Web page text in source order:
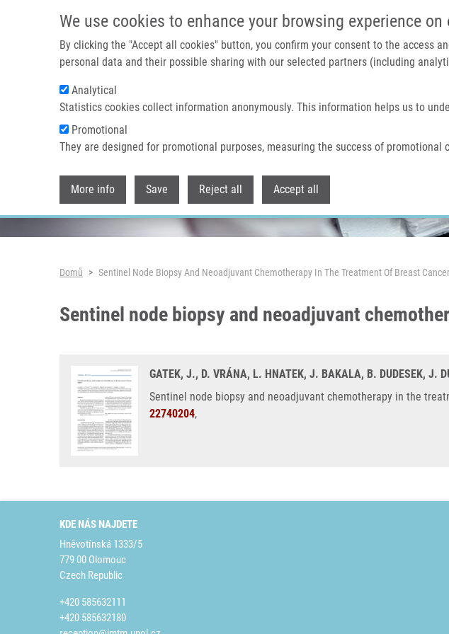
We use cookies to enhance your browsing experience
By clicking the "Accept all cookies" button, you confirm your consent to the access
personal data and their possible sharing with our selected partners (including
Analytical
Statistics cookies collect information anonymously. This information helps us to
Promotional
They are designed for promotional purposes, measuring the success of promotional
More info Save Reject all Accept all
Domů
Header image
Drobečková navigace
Domů Sentinel Node Biopsy And Neoadjuvant Chemotherapy In The Treatment Of Breast Cancer
Sentinel node biopsy and neoadjuvant
GATEK, J., D. VRÁNA, L. HNATEK, J. BAKALA, B. DUDESEK, J.
Sentinel node biopsy and neoadjuvant chemotherapy in the
22740204,
KDE NÁS NAJDETE
Hněvotínská 1333/5
779 00 Olomouc
Czech Republic
+420 585632111
+420 585632180